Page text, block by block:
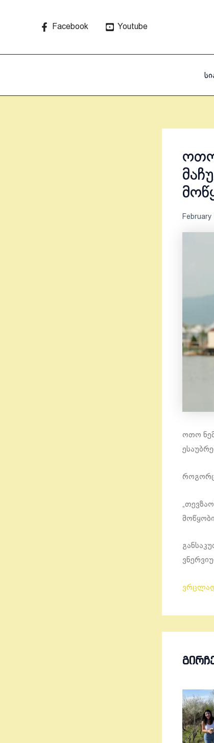
Facebook Youtube
ოთო
February
ოთო
როგორც